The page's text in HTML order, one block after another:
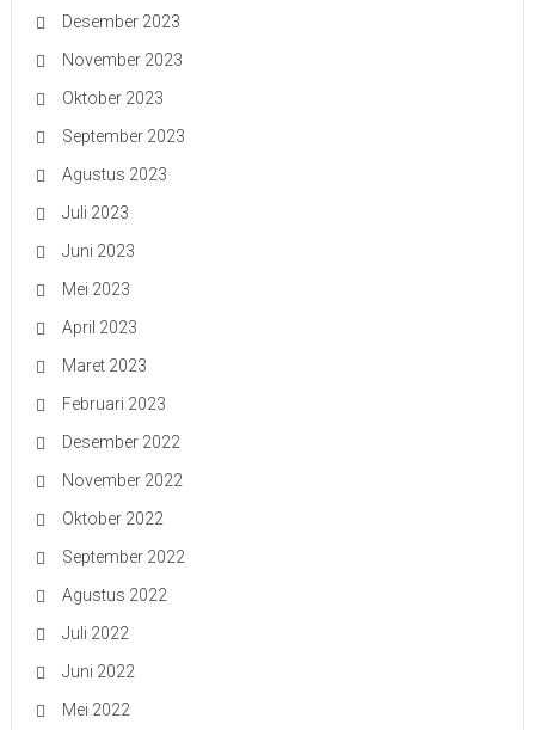
Desember 2023
November 2023
Oktober 2023
September 2023
Agustus 2023
Juli 2023
Juni 2023
Mei 2023
April 2023
Maret 2023
Februari 2023
Desember 2022
November 2022
Oktober 2022
September 2022
Agustus 2022
Juli 2022
Juni 2022
Mei 2022